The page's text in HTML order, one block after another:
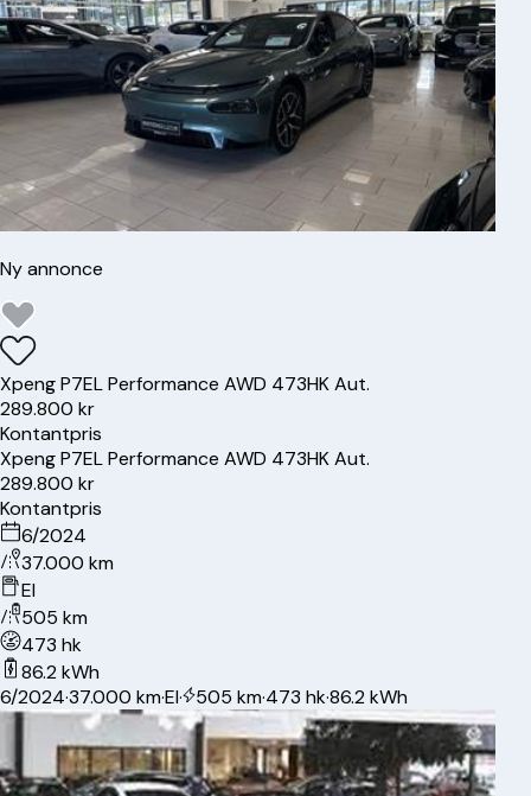
Ny annonce
XpengP7EL Performance AWD 473HK Aut.
289.800 kr
Kontantpris
XpengP7EL Performance AWD 473HK Aut.
289.800 kr
Kontantpris
6/2024
37.000 km
El
505 km
473 hk
86.2 kWh
6/2024·37.000 km·El· 505 km·473 hk·86.2 kWh